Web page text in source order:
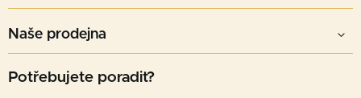
Naše prodejna
Potřebujete poradit?